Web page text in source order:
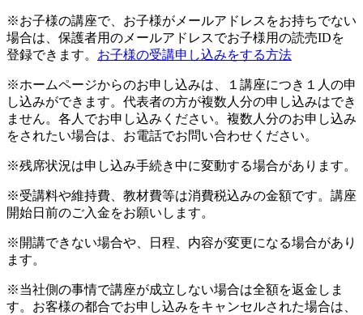
※お子様の講座で、お子様がメールアドレスをお持ちでない
場合は、保護者用のメールアドレスでお子様用の読売IDを
登録できます。 お子様の受講申し込みをする方法
※ホームページからのお申し込みは、１講座につき１人の申
し込みができます。代表者の方が複数人分の申し込みはでき
ません。各人でお申し込みください。複数人分のお申し込み
をされたい場合は、お電話でお問い合わせください。
※残席状況は申し込み手続き中に変動する場合があります。
※受講料や維持費、教材費等は消費税込みの金額です。講座
開始日前のご入金をお願いします。
※開講できない場合や、日程、内容が変更になる場合があり
ます。
※当社側の事情で講座が成立しない場合は全額を返金しま
す。お客様の都合でお申し込みをキャンセルされた場合は、